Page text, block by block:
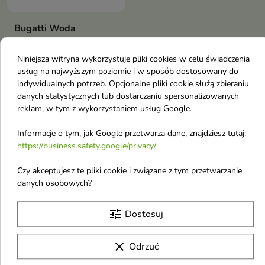
Billie Eilish
Bosko
Bugatti Woda
kobiet Bella Donna
Rose 60 ml
Bugatti Woda perfumowana dla
kobiet Bella Donna Rose 60 ml
29,60 €
Pokazano 1-7 z 7 pozycji
Niniejsza witryna wykorzystuje pliki cookies w celu świadczenia
usług na najwyższym poziomie i w sposób dostosowany do
indywidualnych potrzeb. Opcjonalne pliki cookie służą zbieraniu
danych statystycznych lub dostarczaniu spersonalizowanych
reklam, w tym z wykorzystaniem usług Google.
Informacje o tym, jak Google przetwarza dane, znajdziesz tutaj:
https://business.safety.google/privacy/.
Czy akceptujesz te pliki cookie i związane z tym przetwarzanie
danych osobowych?
tune Dostosuj
clear Odrzuć